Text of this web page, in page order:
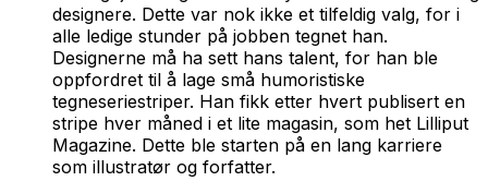
designere. Dette var nok ikke et tilfeldig valg, for i
alle ledige stunder på jobben tegnet han.
Designerne må ha sett hans talent, for han ble
oppfordret til å lage små humoristiske
tegneseriestriper. Han fikk etter hvert publisert en
stripe hver måned i et lite magasin, som het Lilliput
Magazine. Dette ble starten på en lang karriere
som illustratør og forfatter.